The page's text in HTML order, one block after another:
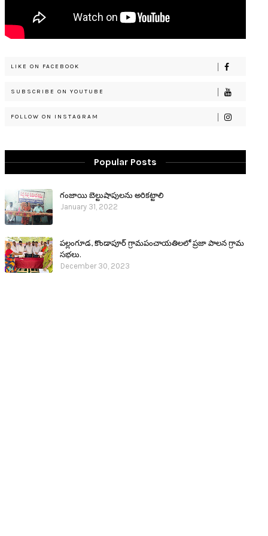
LIKE ON FACEBOOK
SUBSCRIBE ON YOUTUBE
FOLLOW ON INSTAGRAM
Popular Posts
గంజాయి బెల్టుషాపులను అరికట్టాలి
January 31, 2022
పల్లంగూడ, కొండాపూర్ గ్రామపంచాయతిలలో ప్రజా పాలన గ్రామ
సభలు.
December 30, 2023